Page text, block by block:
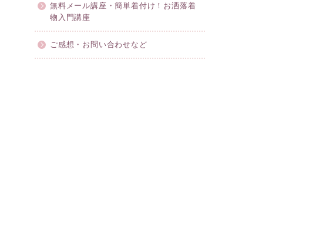
無料メール講座・簡単着付け！お洒落着
物入門講座
ご感想・お問い合わせなど